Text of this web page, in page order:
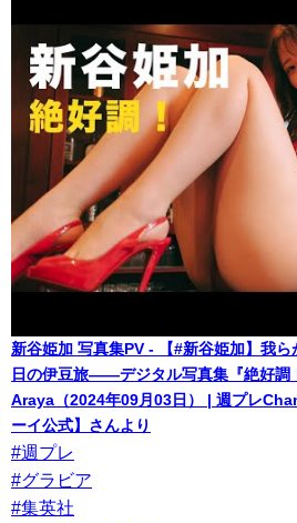
新谷姫加 写真集PV - 【#新谷姫加】我ら
日の伊豆旅――デジタル写真集『絶好調
Araya（2024年09月03日） | 週プレ
ーイ公式】さんより
#週プレ
#グラビア
#集英社